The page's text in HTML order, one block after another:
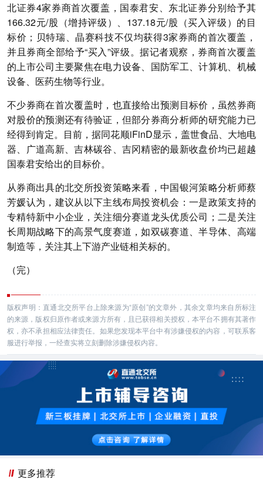
北证券4家券商首次覆盖，国泰君安、东北证券分别给予其
166.32元/股（增持评级）、137.18元/股（买入评级）的目
标价；贝特瑞、晶赛科技不仅均获得3家券商的首次覆盖，
并且券商全部给予“买入”评级。据记者观察，券商首次覆盖
的上市公司主要聚焦在电力设备、国防军工、计算机、机械
设备、医药生物等行业。
不少券商在首次覆盖时，也直接给出预测目标价，虽然券商
对股价的预测还有待验证，但部分券商分析师的研究能力已
经得到肯定。目前，据同花顺iFinD显示，盖世食品、大地电
器、广道高新、吉林碳谷、吉冈精密的最新收盘价均已超越
国泰君安给出的目标价。
从券商出具的北交所投资策略来看，中国银河策略分析师蔡
芳媛认为，建议从以下主线布局投资机会：一是政策支持的
专精特新中小企业，关注细分赛道龙头优质公司；二是关注
长周期战略下的高景气度赛道，如双碳赛道、半导体、高端
制造等，关注其上下游产业链相关标的。
（完）
版权声明：直通北交所平台上除来源为“原创”的文章外，其余文章均来自所标注
的来源，版权归原作者或来源方所有，且已获得相关授权，本平台不拥有其著作
权，亦不承担相应法律责任。如果您发现本平台中有涉嫌侵权的内容，可联系客
服进行举报，一经查实将立刻删除涉嫌侵权内容。
更多推荐